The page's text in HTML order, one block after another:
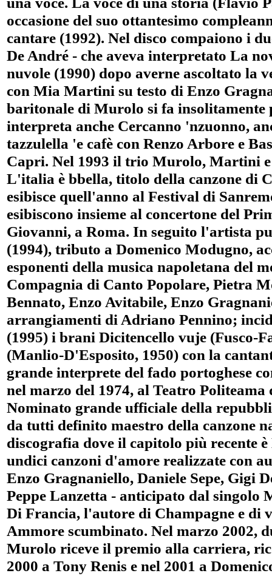
occasione del suo ottantesimo
cantare (1992). Nel disco compaiono i
De André - che aveva interpretato La
nuvole (1990) dopo averne ascoltato la
con Mia Martini su testo di Enzo
baritonale di Murolo si fa insolitamente
interpreta anche Cercanno 'nzuonno,
tazzulella 'e cafè con Renzo Arbore e
Capri. Nel 1993 il trio Murolo, Martini
L'italia è bbella, titolo della canzone di
esibisce quell'anno al Festival di
esibiscono insieme al concertone del
Giovanni, a Roma. In seguito l'artista
(1994), tributo a Domenico Modugno,
esponenti della musica napoletana del
Compagnia di Canto Popolare, Pietra
Bennato, Enzo Avitabile, Enzo
arrangiamenti di Adriano Pennino;
(1995) i brani Dicitencello vuje (Fusco-
(Manlio-D'Esposito, 1950) con la
grande interprete del fado portoghese
nel marzo del 1974, al Teatro Politeama
Nominato grande ufficiale della
da tutti definito maestro della canzone
discografia dove il capitolo più recente
undici canzoni d'amore realizzate con
Enzo Gragnaniello, Daniele Sepe, Gigi
Peppe Lanzetta - anticipato dal singolo
Di Francia, l'autore di Champagne e di
Ammore scumbinato. Nel marzo 2002,
Murolo riceve il premio alla carriera,
2000 a Tony Renis e nel 2001 a